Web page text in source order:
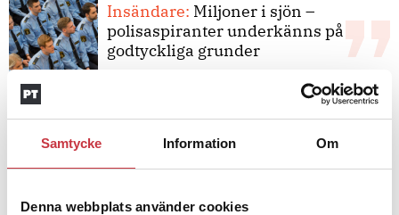
Samtycke Information Om
Denna webbplats använder cookies
Insändare: Miljoner i sjön –
polisaspiranter underkänns på
godtyckliga grunder
1 juni 2026
Jens Mårtensson:
Snart 20 år i tjänst